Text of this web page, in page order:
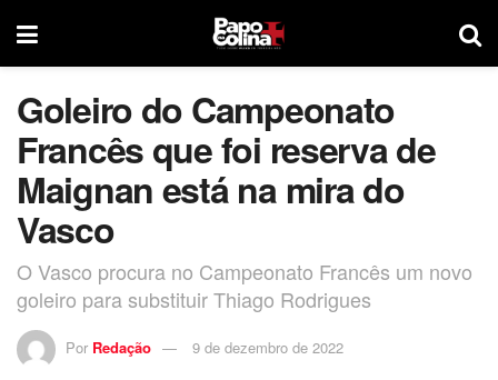
Goleiro do Campeonato
Francês que foi reserva de
Maignan está na mira do
Vasco
O Vasco procura no Campeonato Francês um novo
goleiro para substituir Thiago Rodrigues
Por Redação 9 de dezembro de 2022